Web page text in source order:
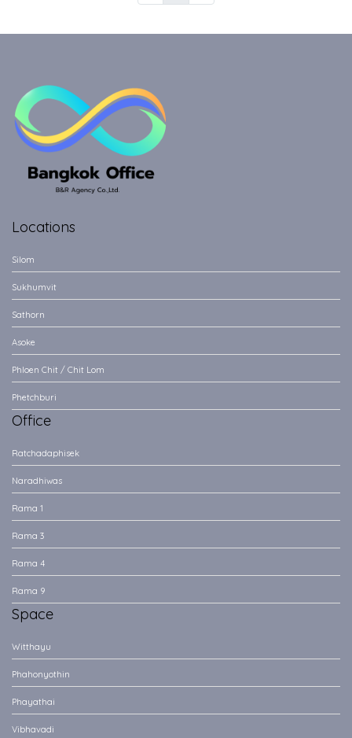
Locations
Silom
Sukhumvit
Sathorn
Asoke
Phloen Chit / Chit Lom
Phetchburi
Office
Ratchadaphisek
Naradhiwas
Rama 1
Rama 3
Rama 4
Rama 9
Space
Witthayu
Phahonyothin
Phayathai
Vibhavadi